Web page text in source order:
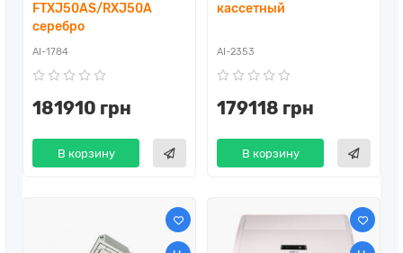
FTXJ50AS/RXJ50A
серебро
AI-1784
181910 грн
В корзину
кассетный
AI-2353
179118 грн
В корзину